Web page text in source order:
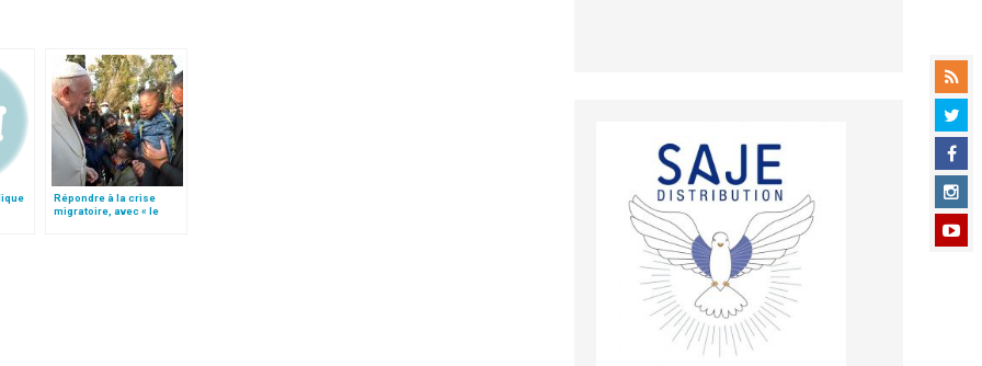
Répondre à la crise
migratoire, avec « le